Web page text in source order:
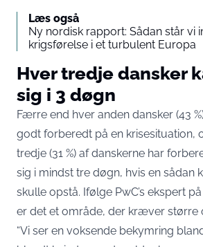
Læs også
Ny nordisk rapport: Sådan står vi
krigsførelse i et turbulent Europa
Hver tredje dansker
sig i 3 døgn
Færre end hver anden dansker (43
godt forberedt på en krisesituation,
tredje (31 %) af danskerne har
sig i mindst tre døgn, hvis en sådan
skulle opstå. Ifølge PwC’s ekspert
er det et område, der kræver
“Vi ser en voksende bekymring